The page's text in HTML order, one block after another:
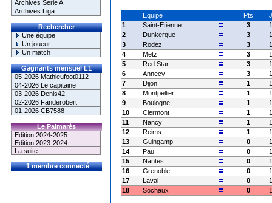
Archives Serie A
Archives Liga
Rechercher
Une équipe
Un joueur
Un match
Gagnants mensuel L1
05-2026 Mathieufoot0112
04-2026 Le capitaine
03-2026 Denis42
02-2026 Fanderobert
01-2026 CB7588
Le Palmarès
Edition 2024-2025
Edition 2023-2024
La suite ...
1 membre connecté
Equipe Pts
J
1
Saint-Etienne 3
1
2
Dunkerque 3
1
3
Rodez 3
1
4
Metz 3
1
5
Red Star 3
1
6
Annecy 3
1
7
Dijon 1
1
8
Montpellier 1
1
9
Boulogne 1
1
10
Clermont 1
1
11
Nancy 1
1
12
Reims 1
1
13
Guingamp 0
1
14
Pau 0
1
15
Nantes 0
1
16
Grenoble 0
1
17
Laval 0
1
18
Sochaux 0 1